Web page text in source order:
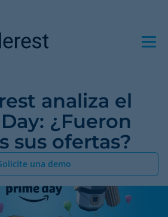
analiza el
¿Fueron
sus ofertas?
una demo